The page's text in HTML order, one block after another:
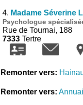
4. Madame Séverine
Psychologue
Rue de Tournai, 188
7333Tertre
Remonter vers:
Remonter vers: